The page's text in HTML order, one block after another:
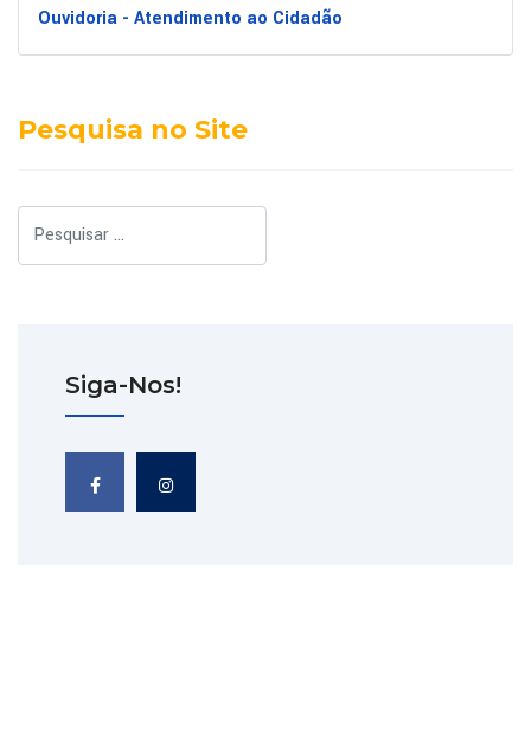
Ouvidoria - Atendimento ao Cidadão
Pesquisa no Site
Siga-Nos!